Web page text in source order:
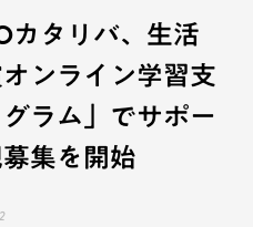
カタリバ、生活
ンライン学習支
ラム」でサポー
集を開始